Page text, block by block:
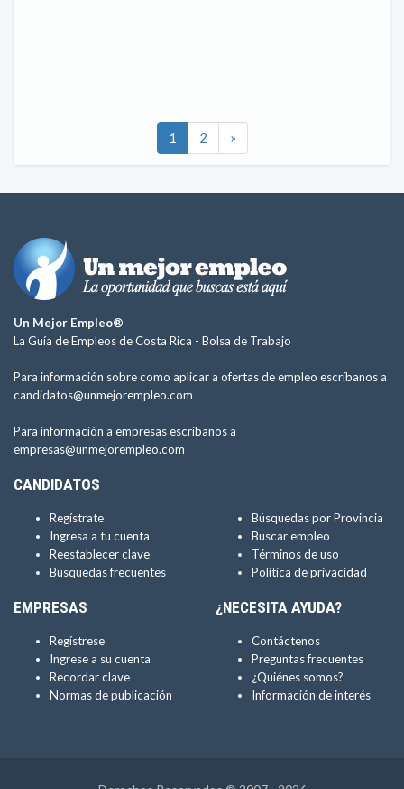
1 2 »
Un Mejor Empleo®
La Guía de Empleos de Costa Rica - Bolsa de Trabajo
Para información sobre como aplicar a ofertas de empleo escríbanos a
candidatos@unmejorempleo.com
Para información a empresas escríbanos a
empresas@unmejorempleo.com
CANDIDATOS
Regístrate
Ingresa a tu cuenta
Reestablecer clave
Búsquedas frecuentes
Búsquedas por Provincia
Buscar empleo
Términos de uso
Política de privacidad
EMPRESAS
Regístrese
Ingrese a su cuenta
Recordar clave
Normas de publicación
¿NECESITA AYUDA?
Contáctenos
Preguntas frecuentes
¿Quiénes somos?
Información de interés